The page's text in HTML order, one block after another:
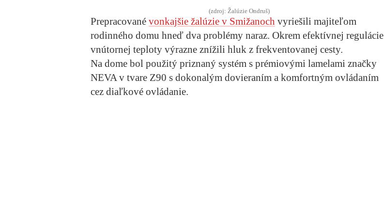
(zdroj: Žalúzie Ondruš)
Prepracované vonkajšie žalúzie v Smižanoch vyriešili majiteľom
rodinného domu hneď dva problémy naraz. Okrem efektívnej regulácie
vnútornej teploty výrazne znížili hluk z frekventovanej cesty.
Na dome bol použitý priznaný systém s prémiovými lamelami značky
NEVA v tvare Z90 s dokonalým dovieraním a komfortným ovládaním
cez diaľkové ovládanie.